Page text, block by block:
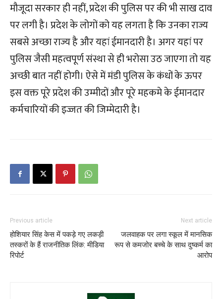
मौजूदा सरकार ही नहीं, प्रदेश की पुलिस पर की भी साख दाव
पर लगी है। प्रदेश के लोगों को यह लगता है कि उनका राज्य
सबसे अच्छा राज्य है और यहां ईमानदारी है। अगर यहां पर
पुलिस जैसी महत्वपूर्ण संस्था से ही भरोसा उठ जाएगा तो यह
अच्छी बात नहीं होगी। ऐसे में मंडी पुलिस के कंधों के ऊपर
इस वक्त पूरे प्रदेश की उम्मीदों और पूरे महकमे के ईमानदार
कर्मचारियों की इज्जत की जिम्मेदारी है।
Previous article
होशियार सिंह केस में पकड़े गए लकड़ी
तस्करों के हैं राजनीतिक लिंक: मीडिया
रिपोर्ट
Next article
जलवाहक पर लगा स्कूल में मानसिक
रूप से कमजोर बच्चे के साथ दुष्कर्म का
आरोप